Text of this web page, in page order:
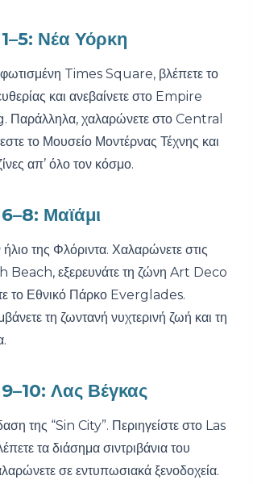
Νέα Υόρκη
Times Square, βλέπετε το
και ανεβαίνετε στο Empire
χαλαρώνετε στο Central
το Μουσείο Μοντέρνας Τέχνης και
απ’ όλο τον κόσμο.
Μαϊάμι
ήλιο της Φλόριντα. Χαλαρώνετε στις
Beach, εξερευνάτε τη ζώνη Art Deco
το Εθνικό Πάρκο Everglades.
τη ζωντανή νυχτερινή ζωή και τη
Λας Βέγκας
της “Sin City”. Περιηγείστε στο Las
τα διάσημα σιντριβάνια του
σε εντυπωσιακά ξενοδοχεία.